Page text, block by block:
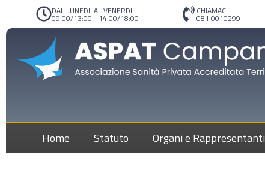
DAL LUNEDI' AL VENERDI'
09:00/13:00 - 14:00/18:00
CHIAMACI
081.0010299
Home Statuto Organi e Rappresentanti